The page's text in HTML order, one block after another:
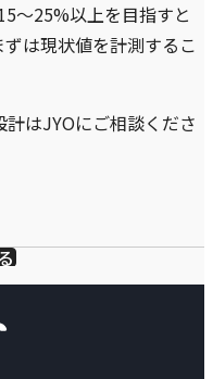
〜25%以上を目指すと
は現状値を計測するこ
はJYOにご相談くださ